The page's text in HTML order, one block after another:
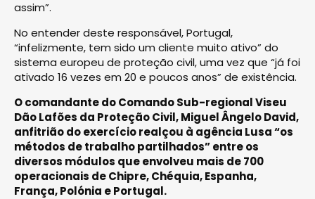
assim”.
No entender deste responsável, Portugal,
“infelizmente, tem sido um cliente muito ativo” do
sistema europeu de proteção civil, uma vez que “já foi
ativado 16 vezes em 20 e poucos anos” de existência.
O comandante do Comando Sub-regional Viseu
Dão Lafões da Proteção Civil, Miguel Ângelo David,
anfitrião do exercício realçou à agência Lusa “os
métodos de trabalho partilhados” entre os
diversos módulos que envolveu mais de 700
operacionais de Chipre, Chéquia, Espanha,
França, Polónia e Portugal.